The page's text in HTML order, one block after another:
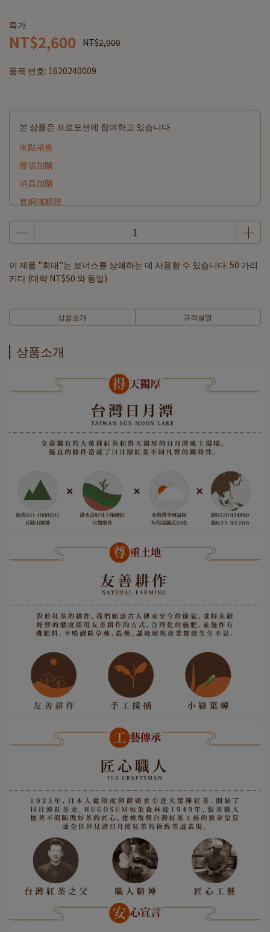
특가
NT$2,600 NT$2,900
품목 번호: 1620240009
본 상품은 프로모션에 참여하고 있습니다.
來點茶食
提袋加購
茶具加購
官網滿額贈
이 제품 "최대"는 보너스를 상쇄하는 데 사용할 수 있습니다. 50 가리
키다 (대략 NT$50 와 동일)
상품소개 규격설명
상품소개